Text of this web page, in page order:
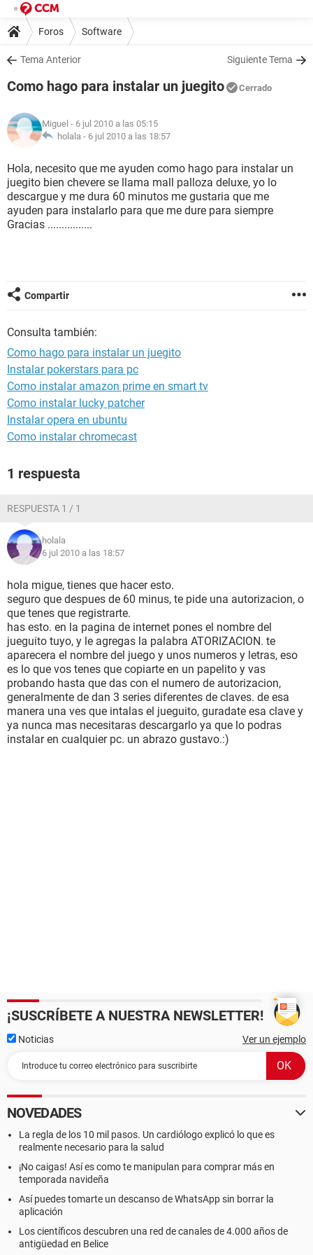
Foros Software
Tema Anterior Siguiente Tema
Como hago para instalar un juegito Cerrado
Miguel - 6 jul 2010 a las 05:15
holala - 6 jul 2010 a las 18:57
Hola, necesito que me ayuden como hago para instalar un
juegito bien chevere se llama mall palloza deluxe, yo lo
descargue y me dura 60 minutos me gustaria que me
ayuden para instalarlo para que me dure para siempre
Gracias ................
Compartir
Consulta también:
Como hago para instalar un juegito
Instalar pokerstars para pc
Como instalar amazon prime en smart tv
Como instalar lucky patcher
Instalar opera en ubuntu
Como instalar chromecast
1 respuesta
RESPUESTA 1 / 1
holala
6 jul 2010 a las 18:57
hola migue, tienes que hacer esto.
seguro que despues de 60 minus, te pide una autorizacion, o
que tenes que registrarte.
has esto. en la pagina de internet pones el nombre del
jueguito tuyo, y le agregas la palabra ATORIZACION. te
aparecera el nombre del juego y unos numeros y letras, eso
es lo que vos tenes que copiarte en un papelito y vas
probando hasta que das con el numero de autorizacion,
generalmente de dan 3 series diferentes de claves. de esa
manera una ves que intalas el jueguito, guradate esa clave y
ya nunca mas necesitaras descargarlo ya que lo podras
instalar en cualquier pc. un abrazo gustavo.:)
¡SUSCRÍBETE A NUESTRA NEWSLETTER!
Noticias Ver un ejemplo
NOVEDADES
La regla de los 10 mil pasos. Un cardiólogo explicó lo que es
realmente necesario para la salud
¡No caigas! Así es como te manipulan para comprar más en
temporada navideña
Así puedes tomarte un descanso de WhatsApp sin borrar la
aplicación
Los científicos descubren una red de canales de 4.000 años de
antigüedad en Belice